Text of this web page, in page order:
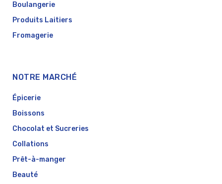
Boulangerie
Produits Laitiers
Fromagerie
NOTRE MARCHÉ
Épicerie
Boissons
Chocolat et Sucreries
Collations
Prêt-à-manger
Beauté